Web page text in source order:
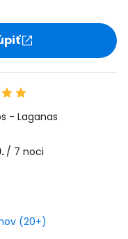
- Laganas
/ 7 noci
(20+)